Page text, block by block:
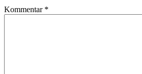
Kommentar *